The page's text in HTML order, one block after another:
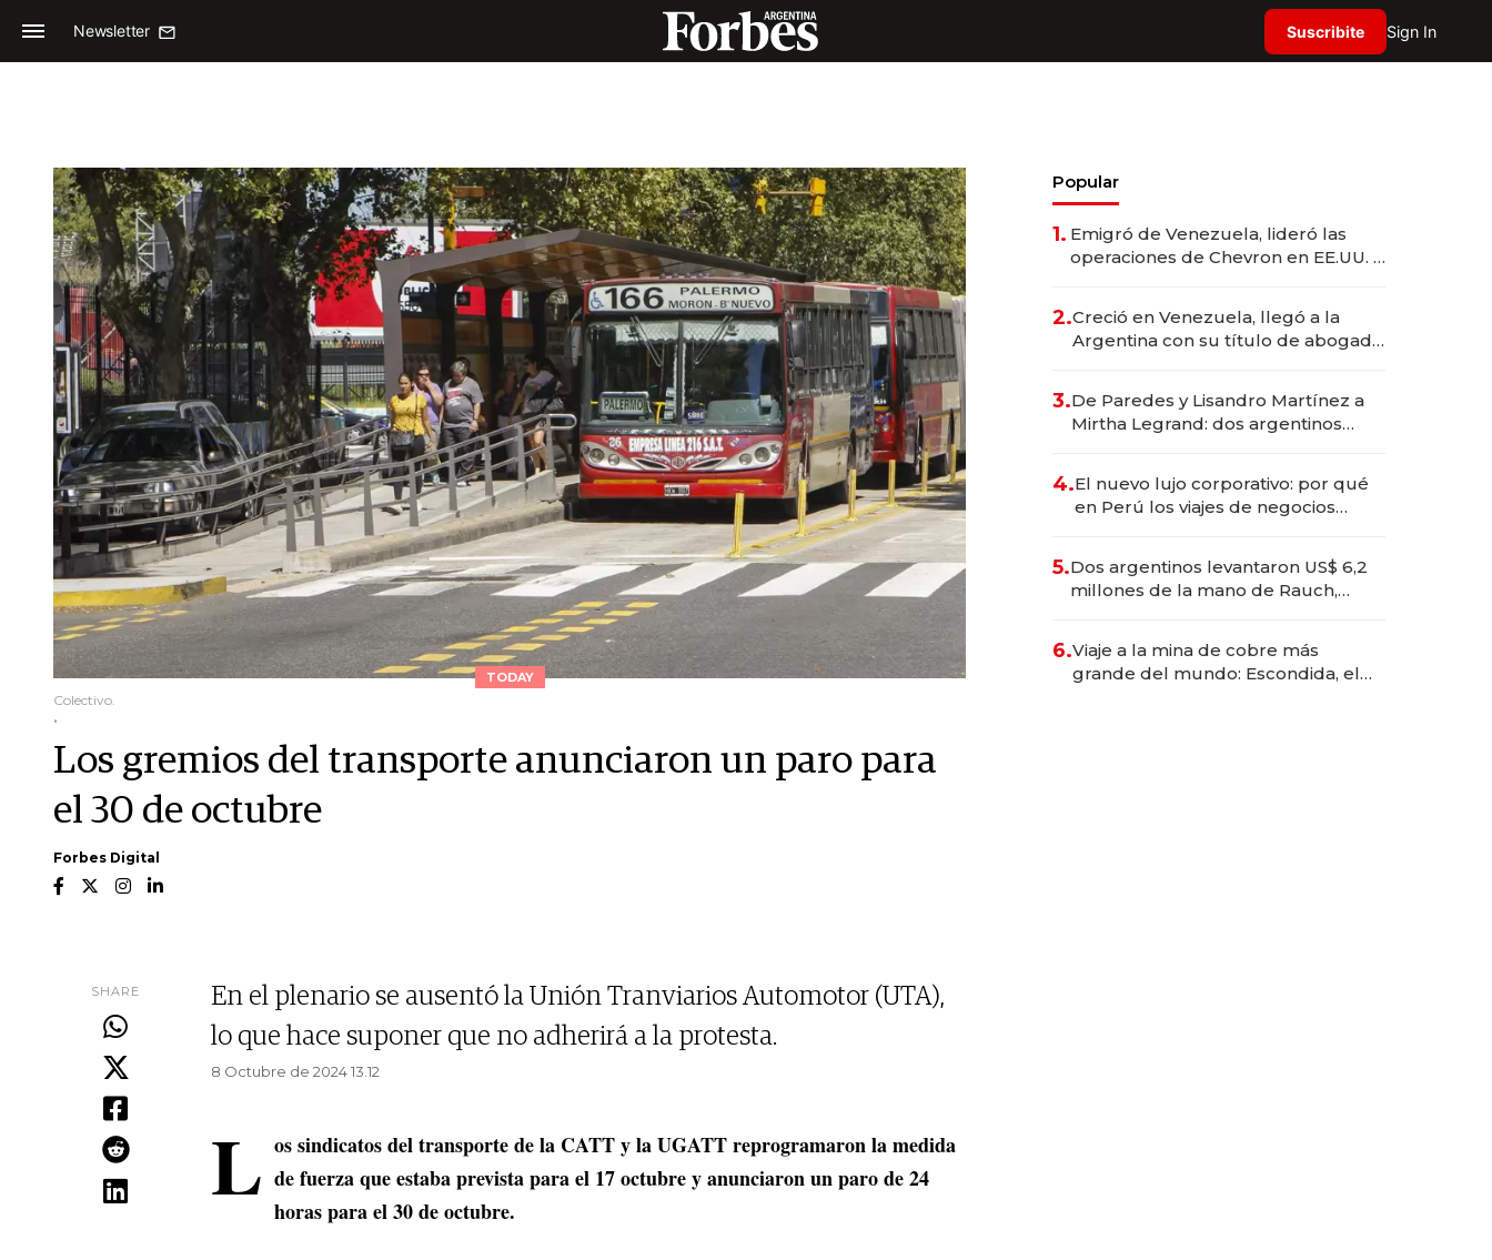
Newsletter Suscribite Sign In
TODAY
Colectivo.
.
Los gremios del transporte anunciaron un paro para
el 30 de octubre
Forbes Digital
SHARE
En el plenario se ausentó la Unión Tranviarios Automotor (UTA),
lo que hace suponer que no adherirá a la protesta.
8 Octubre de 2024 13.12
L os sindicatos del transporte de la CATT y la UGATT reprogramaron la medida
de fuerza que estaba prevista para el 17 octubre y anunciaron un paro de 24
horas para el 30 de octubre.
Popular
1. Emigró de Venezuela, lideró las
operaciones de Chevron en EE.UU. y
2.Creció en Venezuela, llegó a la
Argentina con su título de abogado
marcas "fast premium"
3.De Paredes y Lisandro Martínez a
Mirtha Legrand: dos argentinos
4.El nuevo lujo corporativo: por qué
en Perú los viajes de negocios
transformadoras
5.Dos argentinos levantaron US$ 6,2
millones de la mano de Rauch,
6.Viaje a la mina de cobre más
grande del mundo: Escondida, el